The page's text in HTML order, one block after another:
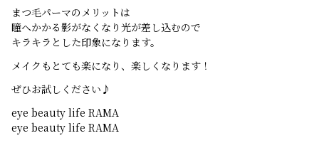
まつ毛パーマのメリットは
瞳へかかる影がなくなり光が差し込むので
キラキラとした印象になります。
メイクもとても楽になり、楽しくなります！
ぜひお試しください♪
eye beauty life RAMA
eye beauty life RAMA